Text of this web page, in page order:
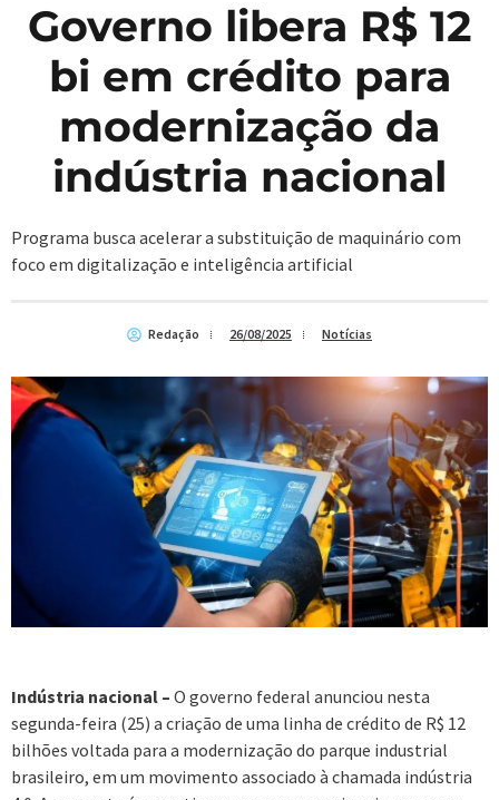
Governo libera R$ 12
bi em crédito para
modernização da
indústria nacional
Programa busca acelerar a substituição de maquinário com
foco em digitalização e inteligência artificial
Redação 26/08/2025 Notícias
Indústria nacional – O governo federal anunciou nesta
segunda-feira (25) a criação de uma linha de crédito de R$ 12
bilhões voltada para a modernização do parque industrial
brasileiro, em um movimento associado à chamada indústria